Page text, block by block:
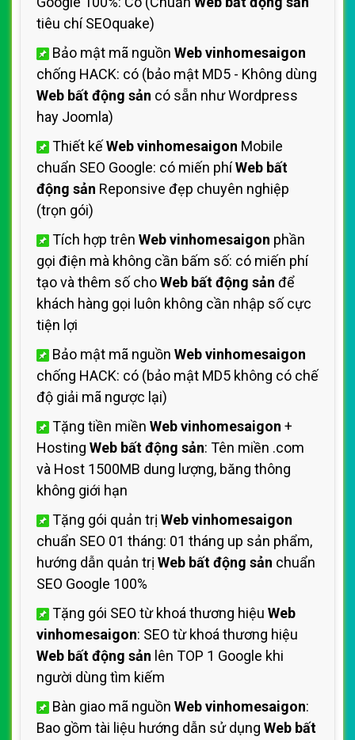
tiêu chí SEOquake)
Bảo mật mã nguồn Web vinhomesaigon
chống HACK: có (bảo mật MD5 - Không dùng
Web bất động sản có sẵn như Wordpress
hay Joomla)
Thiết kếWeb vinhomesaigon Mobile
chuẩn SEO Google: có miến phíWeb bất
động sản Reponsive đẹp chuyên nghiệp
(trọn gói)
Tích hợp trên Web vinhomesaigon phần
gọi điện mà không cần bấm số: có miến phí
tạo và thêm số choWeb bất động sản để
khách hàng gọi luôn không cần nhập số cực
tiện lợi
Bảo mật mã nguồn Web vinhomesaigon
chống HACK: có (bảo mật MD5 không có chế
độ giải mã ngược lại)
Tặng tiền miền Web vinhomesaigon +
Hosting Web bất động sản: Tên miền .com
và Host 1500MB dung lượng, băng thông
không giới hạn
Tặng gói quản trị Web vinhomesaigon
chuẩn SEO 01 tháng: 01 tháng up sản phẩm,
hướng dẫn quản trị Web bất động sản chuẩn
SEO Google 100%
Tặng gói SEO từ khoá thương hiệu Web
vinhomesaigon: SEO từ khoá thương hiệu
Web bất động sản lên TOP 1 Google khi
người dùng tìm kiếm
Bàn giao mã nguồn Web vinhomesaigon:
Bao gồm tài liệu hướng dẫn sử dụng Web bất